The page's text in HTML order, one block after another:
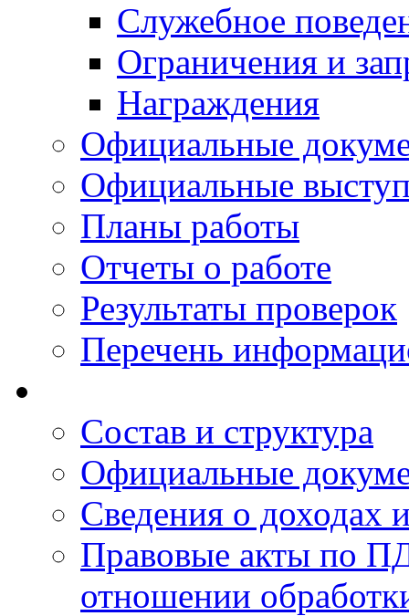
Служебное
Ограничения и
Награждения
Официальные
Официальные
Планы работы
Отчеты о работе
Результаты проверок
Перечень
Состав и структура
Официальные
Сведения о доходах
Правовые акты по
отношении